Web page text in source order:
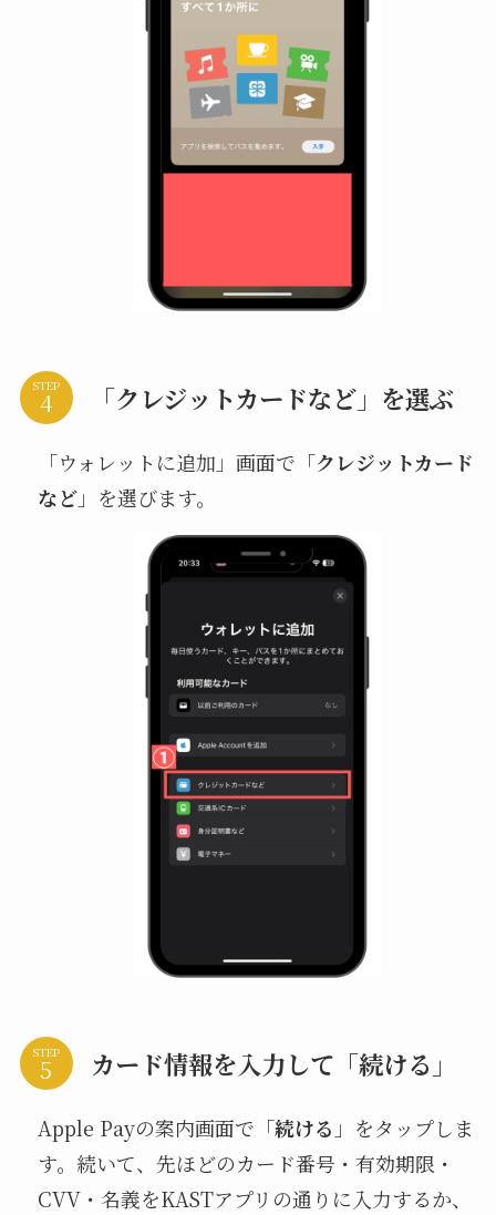
STEP 「クレジットカードなど」を選ぶ
「ウォレットに追加」画面で「クレジットカード
など」を選びます。
STEP カード情報を入力して「続ける」
Apple Payの案内画面で「続ける 」をタップしま
す。続いて、先ほどのカード番号・有効期限・
CVV・名義をKASTアプリの通りに入力するか、